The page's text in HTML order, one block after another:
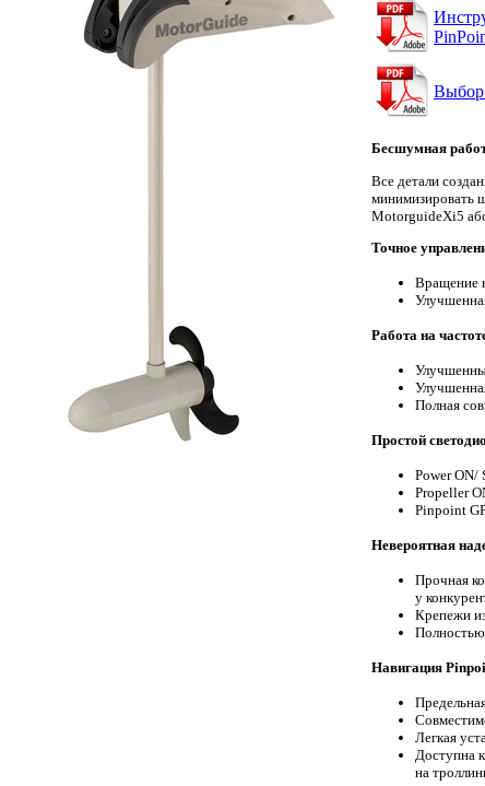
Выбор
Бесшумная
Все детали
минимизировать
MotorguideXi5
Точное
Вращение
Работа на
Полная
Простой
Power ON/
Propeller
Pinpoint
Невероятная
Прочная
у
Крепежи
Полностью
Навигация
Легкая
Доступна
на